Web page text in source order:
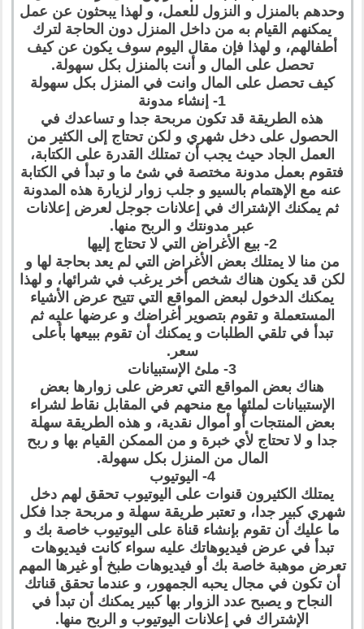
وحدهم بالمنزل و النزول للعمل، و لهذا يبحثون عن عمل
يمكنهم القيام به من داخل المنزل دون الحاجة لترك
أطفالهم، و لهذا فإن مقال اليوم سوف يكون عن كيف
تحصل على المال و أنت بالمنزل بكل سهولة.
كيف تحصل على المال وانت في المنزل بكل سهولة
1- إنشاء مدونة
هذه الطريقة قد تكون مربحة جدا و تساعدك في
الحصول على دخل شهري و لكن تحتاج إلى الكثير من
العمل الجاد حيث يجب أن تمتلك القدرة على الكتابة،
فتقوم بعمل مدونة مختصة في شئ ما و تبدأ في الكتابة
عنه مع الإهتمام بالسيو و جلب زوار لزيارة هذه المدونة
ثم يمكنك الإشتراك في إعلانات جوجل لعرض إعلانات
عبر مدونتك و الربح منها.
2- بيع الأغراض التي لا تحتاج إليها
من منا لا يمتلك بعض الأغراض التي لم يعد بحاجة لها و
لكن قد يكون هناك شخص أخر يرغب في شرائها، و لهذا
يمكنك الدخول لبعض المواقع التي تتيح عرض الأشياء
المستعملة و تقوم بتصوير أغراضك و عرضها عليه ثم
تبدأ في تلقي الطلبات و يمكنك أن تقوم ببيعها بأعلى
سعر.
3- ملئ الإستبيانات
هناك بعض المواقع التي تعرض على زوارها بعض
الإستبيانات لملئها مع منحهم في المقابل نقاط لشراء
بعض المنتجات أو أموال نقدية، و هذه الطريقة سهلة
جدا و لا تحتاج لأي خبرة و من الممكن القيام بها و ربح
المال من المنزل بكل سهولة.
4- اليوتيوب
يمتلك الكثيرون قنوات على اليوتيوب تحقق لهم دخل
شهري كبير جدا، و تعتبر طريقة سهلة و مربحة جدا فكل
ما عليك أن تقوم بإنشاء قناة على اليوتيوب خاصة بك و
تبدأ في عرض فيديوهاتك عليه سواء كانت فيديوهات
تعرض موهبة خاصة بك أو فيديوهات طبخ أو غيرها المهم
أن تكون في مجال يحبه الجمهور، و عندما تحقق قناتك
النجاح و يصبح عدد الزوار بها كبير يمكنك أن تبدأ في
الإشتراك في إعلانات اليوتيوب و الربح منها.